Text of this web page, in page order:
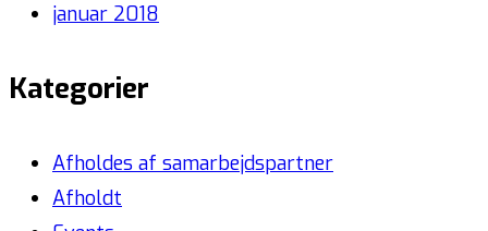
januar 2018
Kategorier
Afholdes af samarbejdspartner
Afholdt